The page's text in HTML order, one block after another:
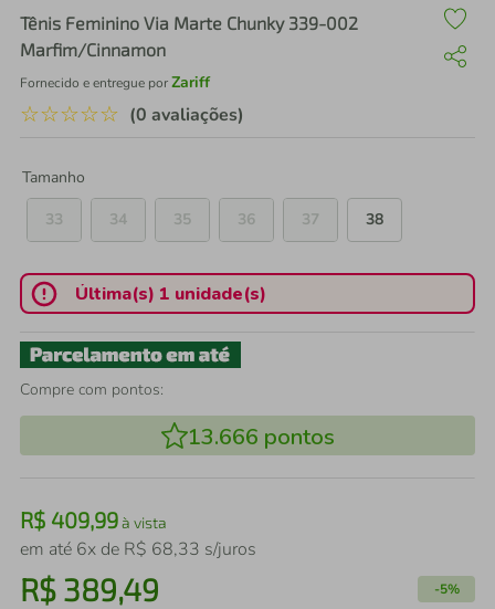
Tênis Feminino Via Marte Chunky 339-002
Marfim/Cinnamon
Fornecido e entregue porZariff
☆☆☆☆☆ (0 avaliações)
Tamanho
33
34 35 36 37 38
Última(s) 1 unidade(s)
Compre com pontos:
13.666 pontos
R$ 409,99à vista
em até 6x de R$ 68,33 s/juros
R$ 389,49 -5%